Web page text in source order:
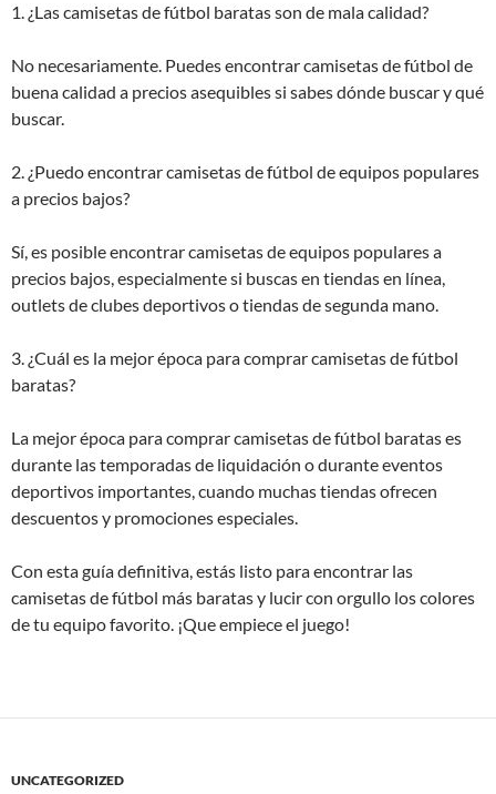
1. ¿Las camisetas de fútbol baratas son de mala calidad?
No necesariamente. Puedes encontrar camisetas de fútbol de
buena calidad a precios asequibles si sabes dónde buscar y qué
buscar.
2. ¿Puedo encontrar camisetas de fútbol de equipos populares
a precios bajos?
Sí, es posible encontrar camisetas de equipos populares a
precios bajos, especialmente si buscas en tiendas en línea,
outlets de clubes deportivos o tiendas de segunda mano.
3. ¿Cuál es la mejor época para comprar camisetas de fútbol
baratas?
La mejor época para comprar camisetas de fútbol baratas es
durante las temporadas de liquidación o durante eventos
deportivos importantes, cuando muchas tiendas ofrecen
descuentos y promociones especiales.
Con esta guía definitiva, estás listo para encontrar las
camisetas de fútbol más baratas y lucir con orgullo los colores
de tu equipo favorito. ¡Que empiece el juego!
UNCATEGORIZED